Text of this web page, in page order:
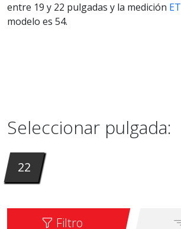
entre 19 y 22 pulgadas y la medición ET
modelo es 54.
Seleccionar pulgada:
22
Filtro